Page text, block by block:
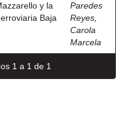
y la
Baja
Paredes
Reyes,
Carola
Marcela
1 a 1 de 1